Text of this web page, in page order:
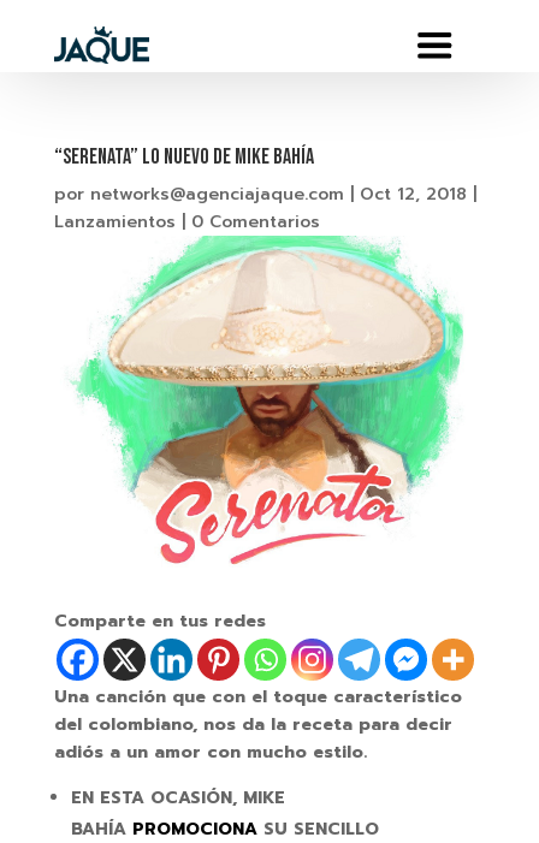
“SERENATA” LO NUEVO DE MIKE BAHÍA
por networks@agenciajaque.com Oct 12, 2018
Lanzamientos
0 Comentarios
Comparte en tus redes
Una canción que con el toque característico
del colombiano, nos da la receta para decir
adiós a un amor con mucho estilo.
EN ESTA OCASIÓN, MIKE
BAHÍA PROMOCIONASU SENCILLO